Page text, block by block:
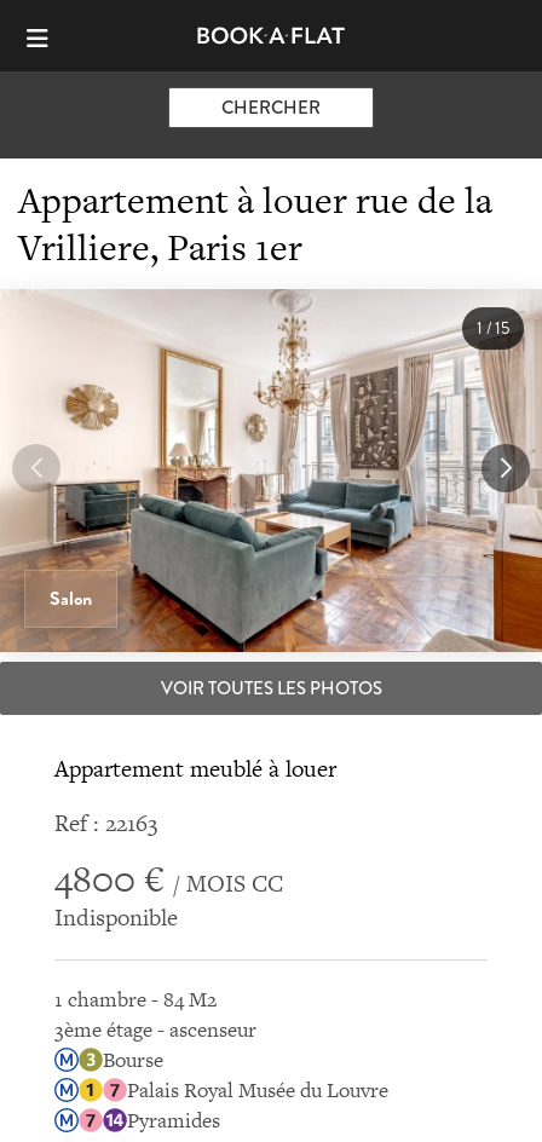
CHERCHER
Appartement à louer rue de la
Vrilliere, Paris 1er
Salon
1/15
VOIR TOUTES LES PHOTOS
Appartement meublé à louer
Ref : 22163
4800 € / MOIS CC
Indisponible
1 chambre - 84 M2
3ème étage - ascenseur
Bourse
Palais Royal Musée du Louvre
Pyramides